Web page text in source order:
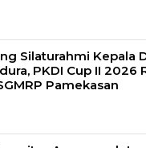
Silaturahmi Kepala
PKDI Cup II 2026
Pamekasan